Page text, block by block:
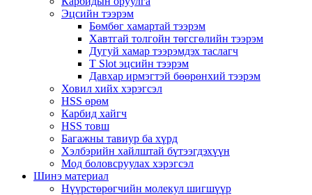
Эцсийн тээрэм
Бөмбөг хамартай тээрэм
Хавтгай толгойн төгсгөлийн тээрэм
Дугуй хамар тээрэмдэх таслагч
T Slot эцсийн тээрэм
Давхар ирмэгтэй бөөрөнхий тээрэм
Ховил хийх хэрэгсэл
HSS өрөм
Карбид хайгч
HSS товш
Багажны тавиур ба хүрд
Хэлбэрийн хайлштай бүтээгдэхүүн
Мод боловсруулах хэрэгсэл
Шинэ материал
Нүүрстөрөгчийн молекул шигшүүр